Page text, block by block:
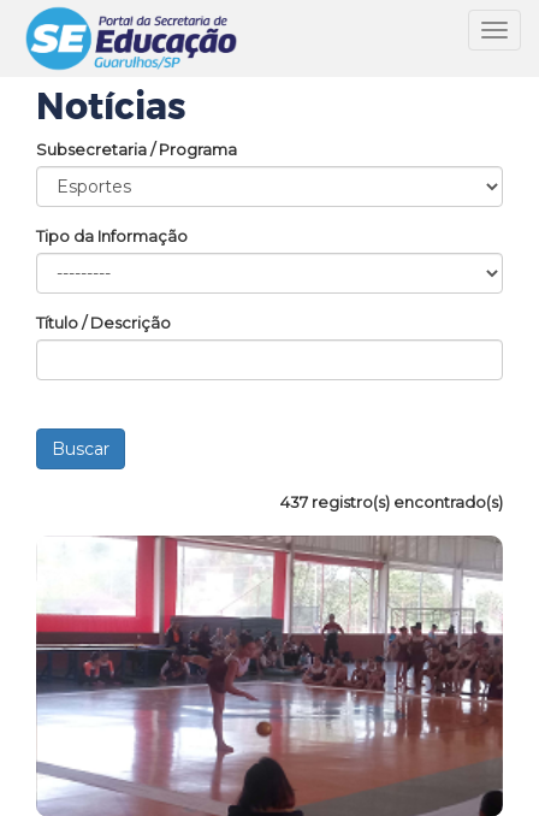
Notícias
Subsecretaria / Programa
Tipo da Informação
Título / Descrição
437 registro(s) encontrado(s)